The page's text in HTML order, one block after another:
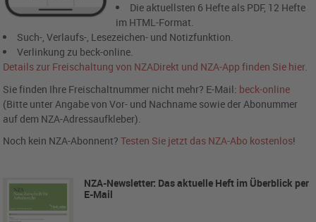
Die aktuellsten 6 Hefte als PDF, 12 Hefte
im HTML-Format.
Such-, Verlaufs-, Lesezeichen- und Notizfunktion.
Verlinkung zu beck-online.
Details zur Freischaltung von NZADirekt und NZA-App finden Sie hier.
Sie finden Ihre Freischaltnummer nicht mehr? E-Mail: beck-online
(Bitte unter Angabe von Vor- und Nachname sowie der Abonummer
auf dem NZA-Adressaufkleber).
Noch kein NZA-Abonnent?Testen Sie jetzt das NZA-Abo kostenlos!
NZA-Newsletter: Das aktuelle Heft im Überblick per
E-Mail